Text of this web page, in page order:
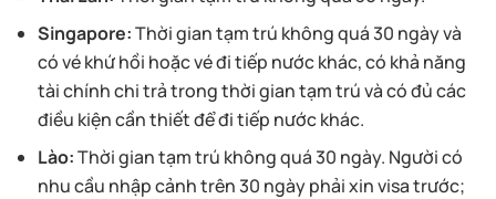
Singapore:Thời gian tạm trú không quá 30 ngày và
có vé khứ hồi hoặc vé đi tiếp nước khác, có khả năng
tài chính chi trả trong thời gian tạm trú và có đủ các
điều kiện cần thiết để đi tiếp nước khác.
Lào:Thời gian tạm trú không quá 30 ngày. Người có
nhu cầu nhập cảnh trên 30 ngày phải xin visa trước;